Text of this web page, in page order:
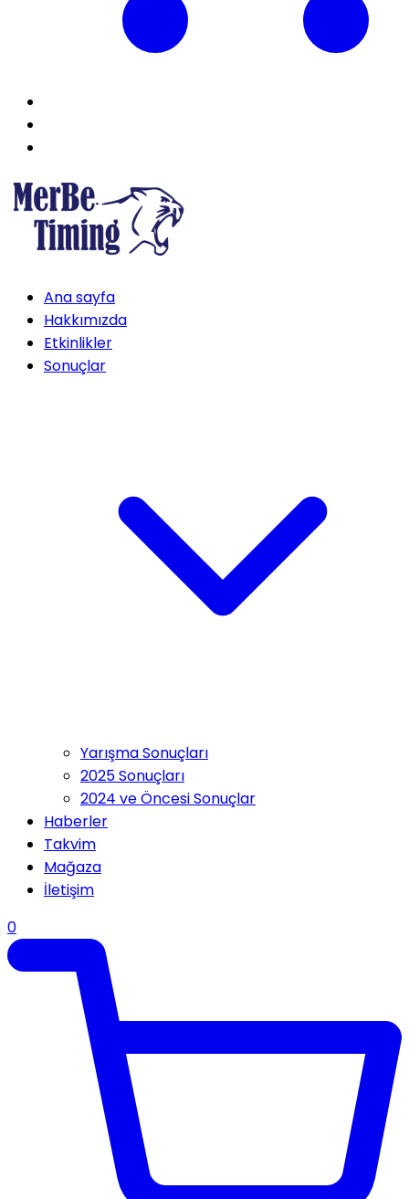
Ana sayfa
Hakkımızda
Etkinlikler
Sonuçlar
Yarışma Sonuçları
2025 Sonuçları
2024 ve Öncesi Sonuçlar
Haberler
Takvim
Mağaza
İletişim
0